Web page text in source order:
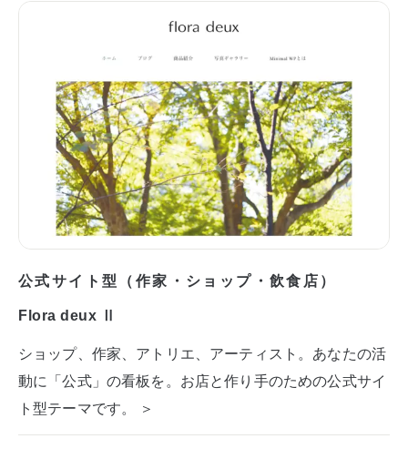
公式サイト型（作家・ショップ・飲食店）
Flora deux Ⅱ
ショップ、作家、アトリエ、アーティスト。あなたの活
動に「公式」の看板を。お店と作り手のための公式サイ
ト型テーマです。 ＞